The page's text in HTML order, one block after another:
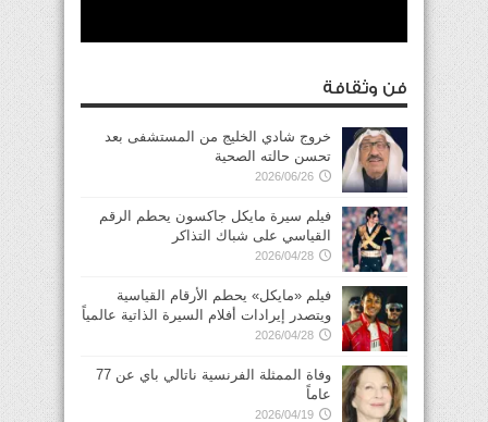
فن وثقافة
خروج شادي الخليج من المستشفى بعد
تحسن حالته الصحية
2026/06/26
فيلم سيرة مايكل جاكسون يحطم الرقم
القياسي على شباك التذاكر
2026/04/28
فيلم «مايكل» يحطم الأرقام القياسية
ويتصدر إيرادات أفلام السيرة الذاتية عالمياً
2026/04/28
وفاة الممثلة الفرنسية ناتالي باي عن 77
عاماً
2026/04/19